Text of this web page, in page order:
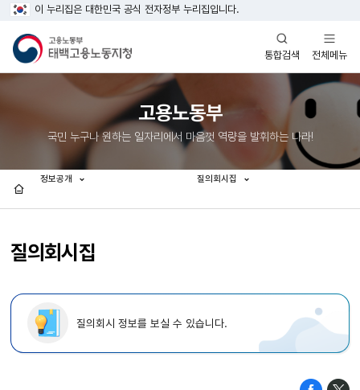
이 누리집은 대한민국 공식 전자정부 누리집입니다.
통합검색
열기
전체메뉴
열기
고용노동부
국민 누구나 원하는 일자리에서 마음껏 역량을 발휘하는 나라!
질의회시집
정보공개 질의회시집
질의회시 정보를 보실 수 있습니다.